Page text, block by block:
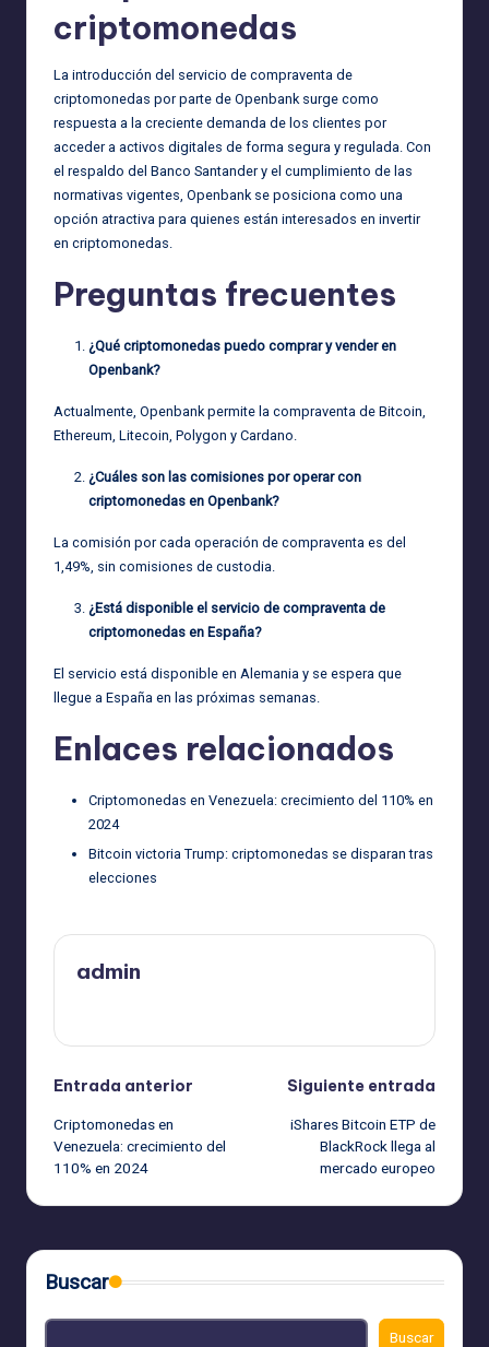
criptomonedas
La introducción del servicio de compraventa de
criptomonedas por parte de Openbank surge como
respuesta a la creciente demanda de los clientes por
acceder a activos digitales de forma segura y regulada. Con
el respaldo del Banco Santander y el cumplimiento de las
normativas vigentes, Openbank se posiciona como una
opción atractiva para quienes están interesados en invertir
en criptomonedas.
Preguntas frecuentes
¿Qué criptomonedas puedo comprar y vender en
Openbank?
Actualmente, Openbank permite la compraventa de Bitcoin,
Ethereum, Litecoin, Polygon y Cardano.
¿Cuáles son las comisiones por operar con
criptomonedas en Openbank?
La comisión por cada operación de compraventa es del
1,49%, sin comisiones de custodia.
¿Está disponible el servicio de compraventa de
criptomonedas en España?
El servicio está disponible en Alemania y se espera que
llegue a España en las próximas semanas.
Enlaces relacionados
Criptomonedas en Venezuela: crecimiento del 110% en
2024
Bitcoin victoria Trump: criptomonedas se disparan tras
elecciones
admin
Navegación
de
entradas
Entrada anterior
Criptomonedas en
Venezuela: crecimiento del
110% en 2024
Siguiente entrada
iShares Bitcoin ETP de
BlackRock llega al
mercado europeo
Buscar
Buscar